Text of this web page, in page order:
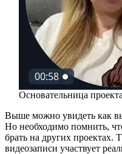
Основательница
Выше можно увидеть как
Но необходимо помнить,
брать на других проектах.
видеозаписи участвует